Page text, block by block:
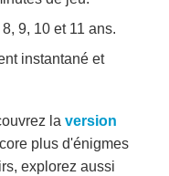
9, 10 et 11 ans.
instantané et
la version
plus d'énigmes
explorez aussi